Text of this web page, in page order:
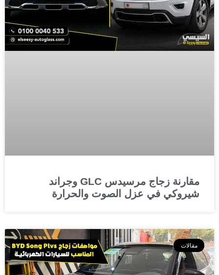
مقارنة زجاج مرسيدس GLC وجراند
شيروكي في عزل الصوت والحرارة
مقالات